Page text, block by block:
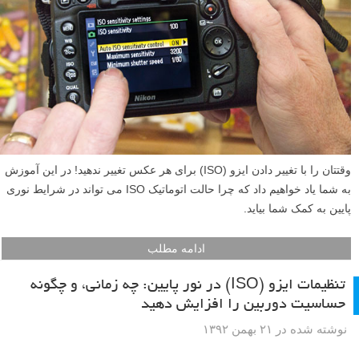
وقتتان را با تغییر دادن ایزو (ISO) برای هر عکس تغییر ندهید! در این آموزش
به شما یاد خواهیم داد که چرا حالت اتوماتیک ISO می تواند در شرایط نوری
پایین به کمک شما بیاید.
ادامه مطلب
تنظیمات ایزو (ISO) در نور پایین: چه زمانی، و چگونه
حساسیت دوربین را افزایش دهید
نوشته شده در ۲۱ بهمن ۱۳۹۲